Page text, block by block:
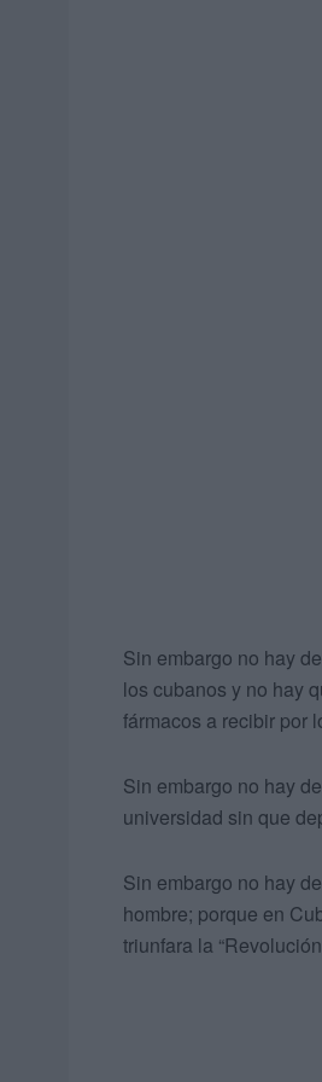
Sin embargo no hay
los cubanos y no hay
fármacos a recibir por
Sin embargo no hay
universidad sin que
Sin embargo no hay
hombre; porque en
triunfara la